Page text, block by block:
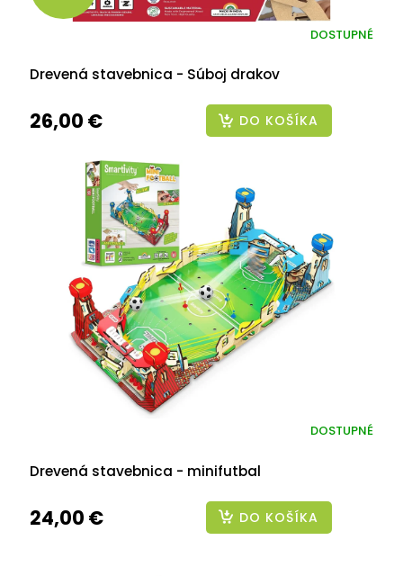
Drevená stavebnica - Súboj drakov
DOSTUPNÉ
26,00 € DO KOŠÍKA
Drevená stavebnica - minifutbal
DOSTUPNÉ
24,00 € DO KOŠÍKA